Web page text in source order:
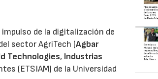
de la digitalización de
sector AgriTech (Agbar
Technologies, Industrias
(ETSIAM) de la Universidad